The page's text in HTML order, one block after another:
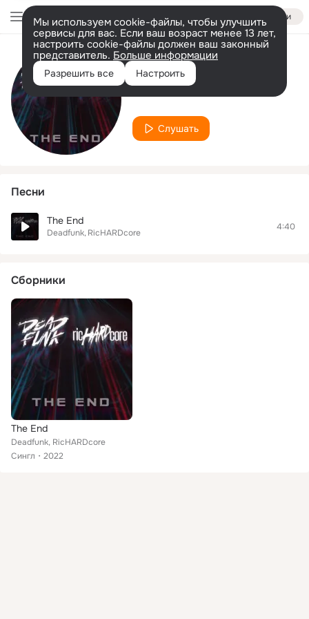
Войти
Мы используем cookie-файлы, чтобы улучшить
сервисы для вас. Если ваш возраст менее 13 лет,
настроить cookie-файлы должен ваш законный
представитель. Больше информации
Разрешить все Настроить
Исполнитель
RicHARDcore
Слушать
Песни
The End
Deadfunk RicHARDcore
4:40
Сборники
The End
Deadfunk, RicHARDcore
Сингл
2022